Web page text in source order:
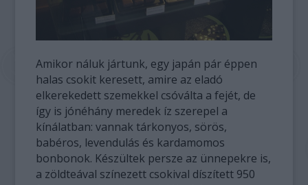
Amikor náluk jártunk, egy japán pár éppen
halas csokit keresett, amire az eladó
elkerekedett szemekkel csóválta a fejét, de
így is jónéhány meredek íz szerepel a
kínálatban: vannak tárkonyos, sörös,
babéros, levendulás és kardamomos
bonbonok. Készültek persze az ünnepekre is,
a zöldteával színezett csokival díszített 950